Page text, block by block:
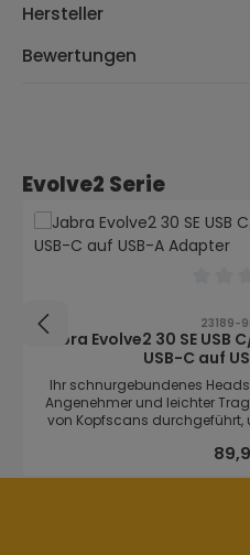
Hersteller
Bewertungen
Produktgalerie überspringen
Evolve2 Serie
23189-
Jabra Evolve2 30 SE USB
USB-C auf
Ihr schnurgebundenes
Angenehmer und leichter
von Kopfscans durchgeführt,
tragen auch der mit Edelstahl